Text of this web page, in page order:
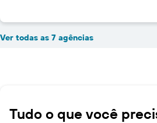
Ver todas as 7 agências
Tudo o que você